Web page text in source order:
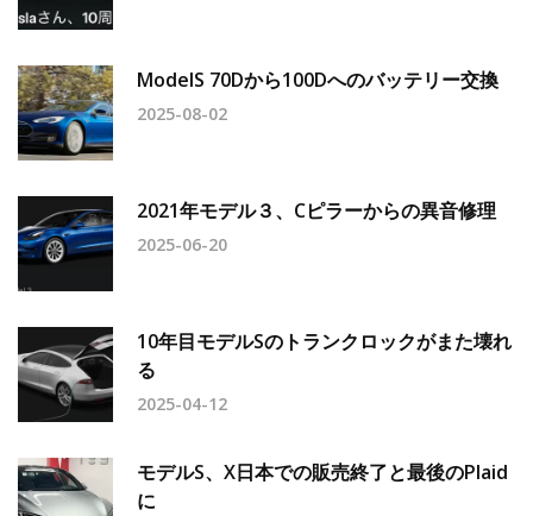
ModelS 70Dから100Dへのバッテリー交換
2025-08-02
2021年モデル３、Cピラーからの異音修理
2025-06-20
10年目モデルSのトランクロックがまた壊れ
る
2025-04-12
モデルS、X日本での販売終了と最後のPlaid
に